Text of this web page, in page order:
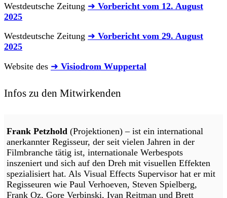
Westdeutsche Zeitung ➜ Vorbericht vom 12. August
2025
Westdeutsche Zeitung ➜ Vorbericht vom 29. August
2025
Website des ➜ Visiodrom Wuppertal
Infos zu den Mitwirkenden
Frank Petzhold (Projektionen) – ist ein international
anerkannter Regisseur, der seit vielen Jahren in der
Filmbranche tätig ist, internationale Werbespots
inszeniert und sich auf den Dreh mit visuellen Effekten
spezialisiert hat. Als Visual Effects Supervisor hat er mit
Regisseuren wie Paul Verhoeven, Steven Spielberg,
Frank Oz, Gore Verbinski, Ivan Reitman und Brett